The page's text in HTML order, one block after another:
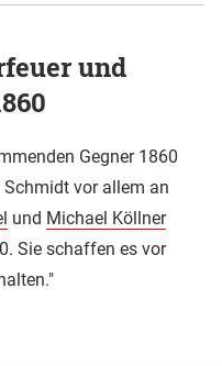
und
Gegner 1860
vor allem an
und Michael Köllner
Sie schaffen es vor